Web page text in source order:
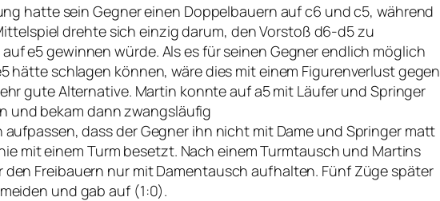
hatte sein Gegner einen Doppelbauern auf c6 und c5, während
drehte sich einzig darum, den Vorstoß d6-d5 zu
e5 gewinnen würde. Als es für seinen Gegner endlich möglich
hätte schlagen können, wäre dies mit einem Figurenverlust gegen
gute Alternative. Martin konnte auf a5 mit Läufer und Springer
und bekam dann zwangsläufig
dass der Gegner ihn nicht mit Dame und Springer matt
mit einem Turm besetzt. Nach einem Turmtausch und Martins
Freibauern nur mit Damentausch aufhalten. Fünf Züge später
und gab auf (1:0).